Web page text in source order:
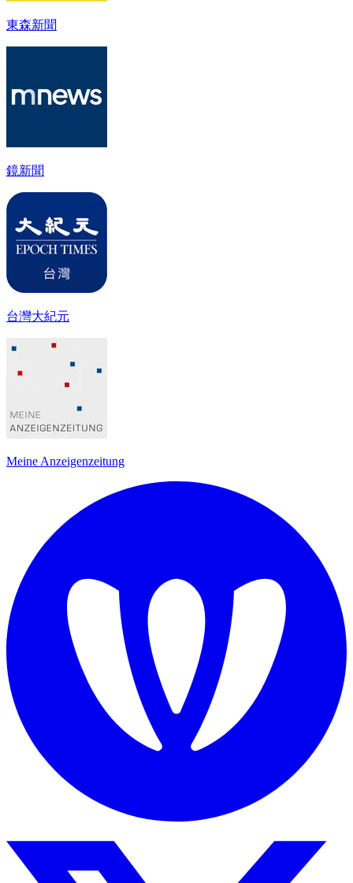
東森新聞
鏡新聞
台灣大紀元
Meine Anzeigenzeitung